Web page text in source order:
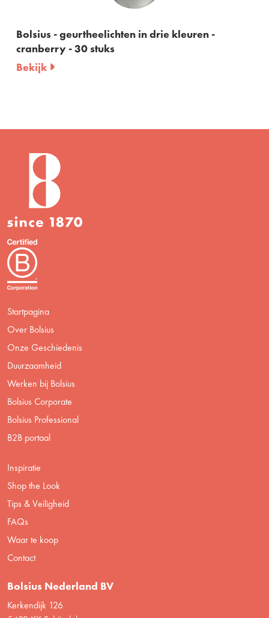
Bolsius - geurtheelichten in drie kleuren -
cranberry - 30 stuks
Bekijk
Startpagina
Over Bolsius
Onze Geschiedenis
Duurzaamheid
Werken bij Bolsius
Bolsius Corporate
Bolsius Professional
B2B portaal
Inspiratie
Shop the Look
Tips & Veiligheid
FAQs
Waar te koop
Contact
Bolsius Nederland BV
Kerkendijk 126